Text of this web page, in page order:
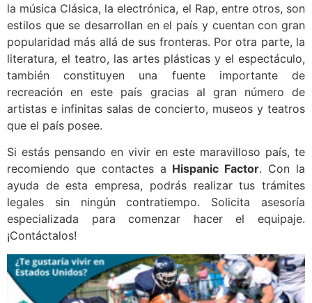
la música Clásica, la electrónica, el Rap, entre otros, son
estilos que se desarrollan en el país y cuentan con gran
popularidad más allá de sus fronteras. Por otra parte, la
literatura, el teatro, las artes plásticas y el espectáculo,
también constituyen una fuente importante de
recreación en este país gracias al gran número de
artistas e infinitas salas de concierto, museos y teatros
que el país posee.
Si estás pensando en vivir en este maravilloso país, te
recomiendo que contactes a Hispanic Factor. Con la
ayuda de esta empresa, podrás realizar tus trámites
legales sin ningún contratiempo. Solicita asesoría
especializada para comenzar hacer el equipaje.
¡Contáctalos!